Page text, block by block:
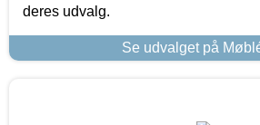
deres udvalg.
Se udvalget på